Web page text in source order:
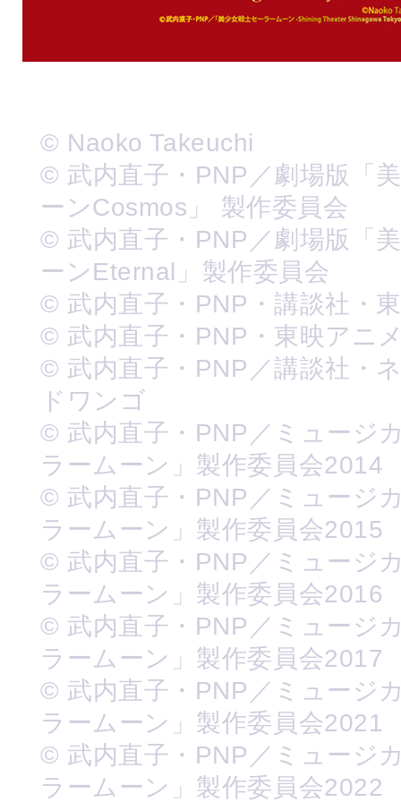
© Naoko Takeuchi
© 武内直子・PNP／劇場版「
ーンCosmos」 製作委員会
© 武内直子・PNP／劇場版「
ーンEternal」製作委員会
© 武内直子・PNP・講談社・
© 武内直子・PNP・東映アニ
© 武内直子・PNP／講談社・
ドワンゴ
© 武内直子・PNP／ミュージ
ラームーン」製作委員会2014
© 武内直子・PNP／ミュージ
ラームーン」製作委員会2015
© 武内直子・PNP／ミュージ
ラームーン」製作委員会2016
© 武内直子・PNP／ミュージ
ラームーン」製作委員会2017
© 武内直子・PNP／ミュージ
ラームーン」製作委員会2021
© 武内直子・PNP／ミュージ
ラームーン」製作委員会2022